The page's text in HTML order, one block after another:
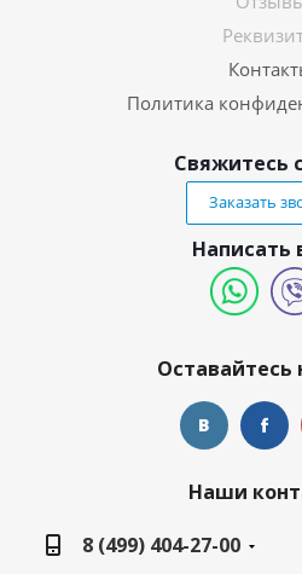
Политика
Свяжитесь
Заказать
Написать
Оставайтесь
Наши
8 (499) 404-27-00